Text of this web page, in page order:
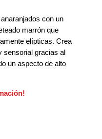
con un
marrón que
elípticas. Crea
sensorial gracias al
un aspecto de alto